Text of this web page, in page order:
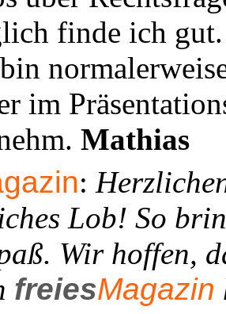
finde ich
im
Mathias
:
Lob! So
Wir hoffen,
freiesMagazin